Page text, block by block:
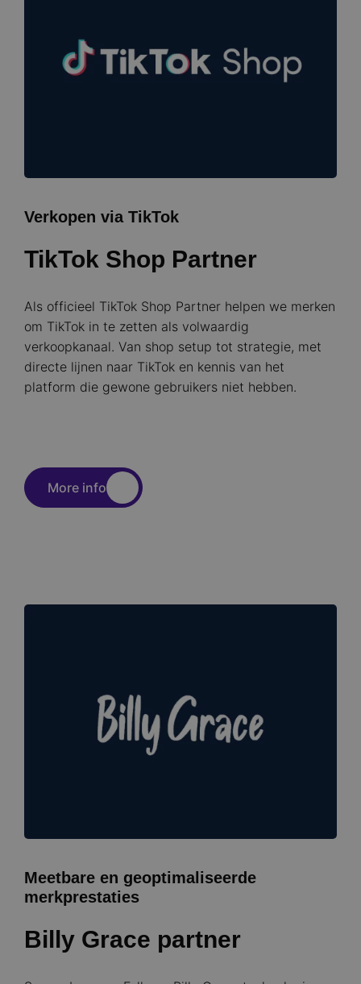
Verkopen via TikTok
TikTok Shop Partner
Als officieel TikTok Shop Partner helpen we merken
om TikTok in te zetten als volwaardig
verkoopkanaal. Van shop setup tot strategie, met
directe lijnen naar TikTok en kennis van het
platform die gewone gebruikers niet hebben.
More info
Meetbare en geoptimaliseerde
merkprestaties
Billy Grace partner